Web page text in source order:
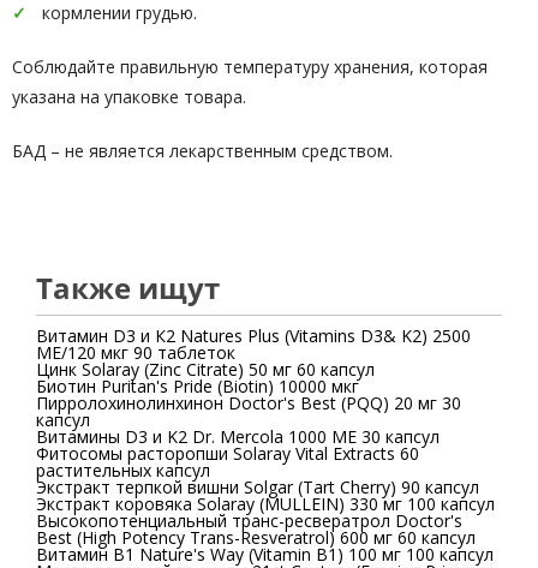
кормлении грудью.
Соблюдайте правильную температуру хранения, которая
указана на упаковке товара.
БАД – не является лекарственным средством.
Также ищут
Витамин D3 и К2 Natures Plus (Vitamins D3& K2) 2500
МЕ/120 мкг 90 таблеток
Цинк Solaray (Zinc Citrate) 50 мг 60 капсул
Биотин Puritan's Pride (Biotin) 10000 мкг
Пирролохинолинхинон Doctor's Best (PQQ) 20 мг 30
капсул
Витамины D3 и K2 Dr. Mercola 1000 МЕ 30 капсул
Фитосомы расторопши Solaray Vital Extracts 60
растительных капсул
Экстракт терпкой вишни Solgar (Tart Cherry) 90 капсул
Экстракт коровяка Solaray (MULLEIN) 330 мг 100 капсул
Высокопотенциальный транс-ресвератрол Doctor's
Best (High Potency Trans-Resveratrol) 600 мг 60 капсул
Витамин B1 Nature's Way (Vitamin B1) 100 мг 100 капсул